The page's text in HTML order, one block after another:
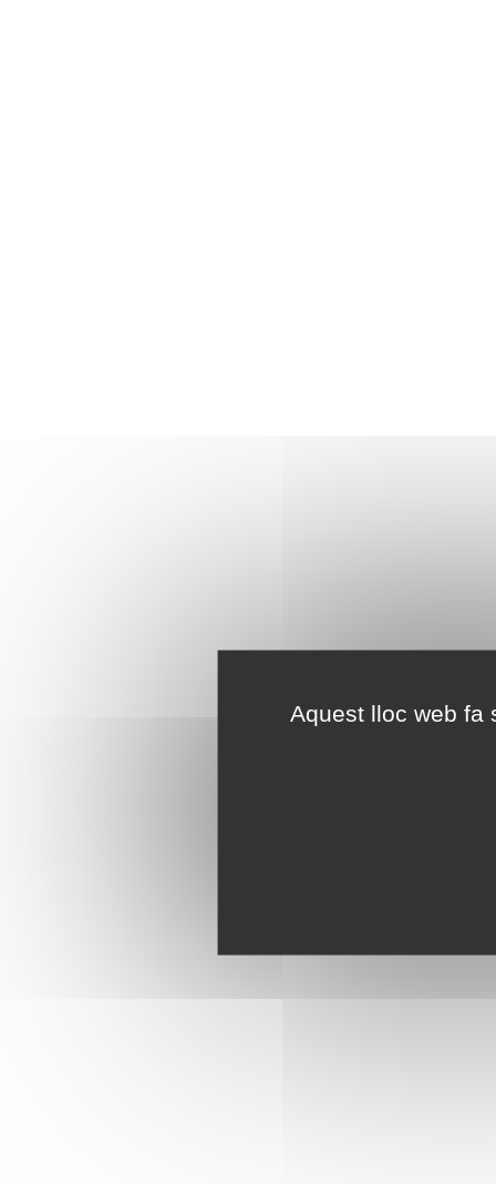
Aquest lloc web fa